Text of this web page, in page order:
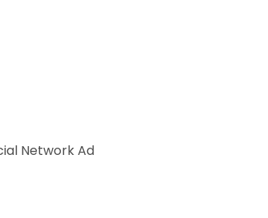
Network Ad